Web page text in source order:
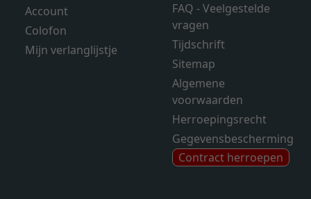
Account
Colofon
Mijn verlanglijstje
FAQ - Veelgestelde
vragen
Tijdschrift
Sitemap
Algemene
voorwaarden
Herroepingsrecht
Gegevensbescherming
Contract herroepen